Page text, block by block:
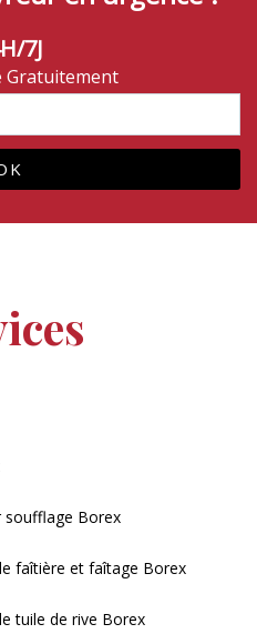
7J
Gratuitement
Borex
faîtière et faîtage Borex
tuile de rive Borex